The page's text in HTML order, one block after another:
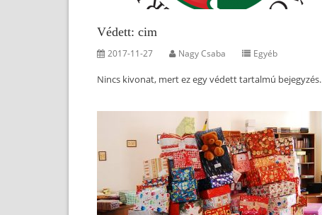
Védett: cim
2017-11-27 Nagy Csaba Egyéb
Nincs kivonat, mert ez egy védett tartalmú bejegyzés.